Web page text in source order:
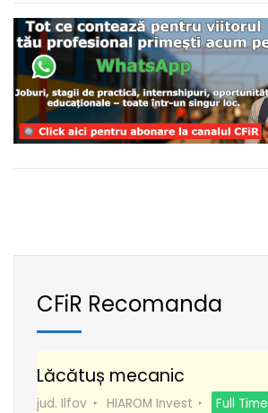
CFiR Recomanda
Lăcătuș mecanic
jud. Ilfov HIAROM Invest Full Time